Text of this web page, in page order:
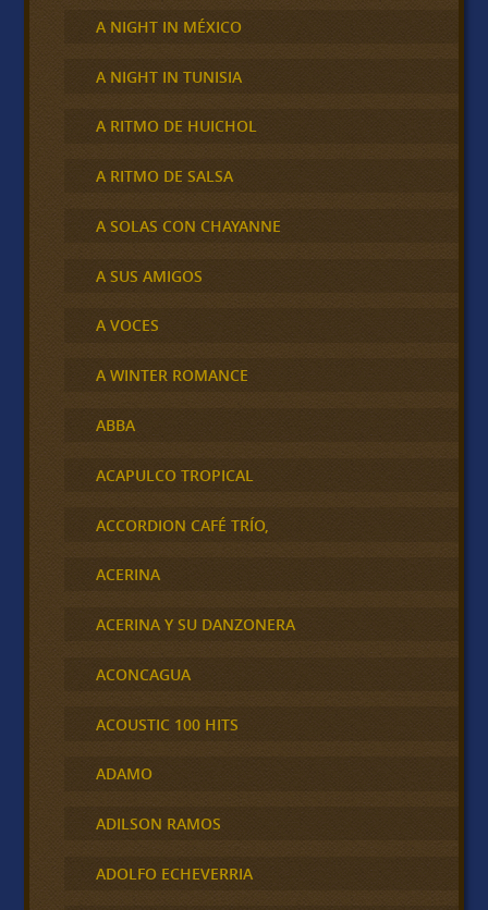
A NIGHT IN MÉXICO
A NIGHT IN TUNISIA
A RITMO DE HUICHOL
A RITMO DE SALSA
A SOLAS CON CHAYANNE
A SUS AMIGOS
A VOCES
A WINTER ROMANCE
ABBA
ACAPULCO TROPICAL
ACCORDION CAFÉ TRÍO,
ACERINA
ACERINA Y SU DANZONERA
ACONCAGUA
ACOUSTIC 100 HITS
ADAMO
ADILSON RAMOS
ADOLFO ECHEVERRIA